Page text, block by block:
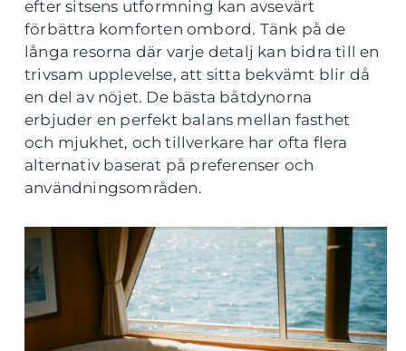
efter sitsens utformning kan avsevärt
förbättra komforten ombord. Tänk på de
långa resorna där varje detalj kan bidra till en
trivsam upplevelse, att sitta bekvämt blir då
en del av nöjet. De bästa båtdynorna
erbjuder en perfekt balans mellan fasthet
och mjukhet, och tillverkare har ofta flera
alternativ baserat på preferenser och
användningsområden.